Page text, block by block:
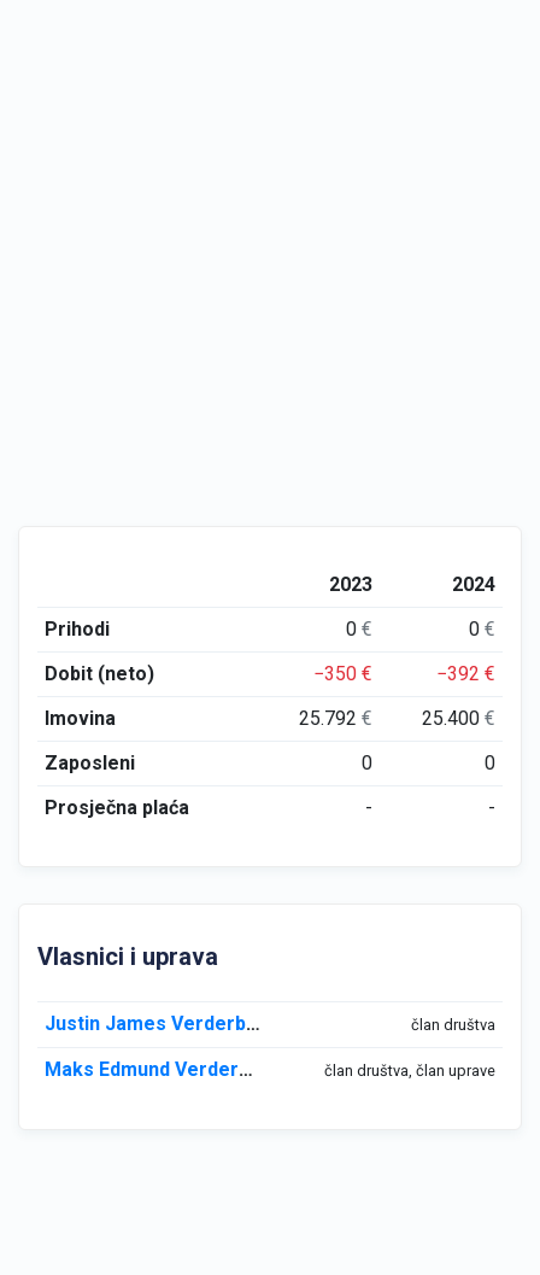
2023
2024
Prihodi
0€ 0€
Dobit (neto)
−350€ −392€
Imovina
25.792€ 25.400€
Zaposleni
0
0
Prosječna plaća
- -
Vlasnici i uprava
Justin James Verderber član društva
Maks Edmund Verderber član društva, član uprave